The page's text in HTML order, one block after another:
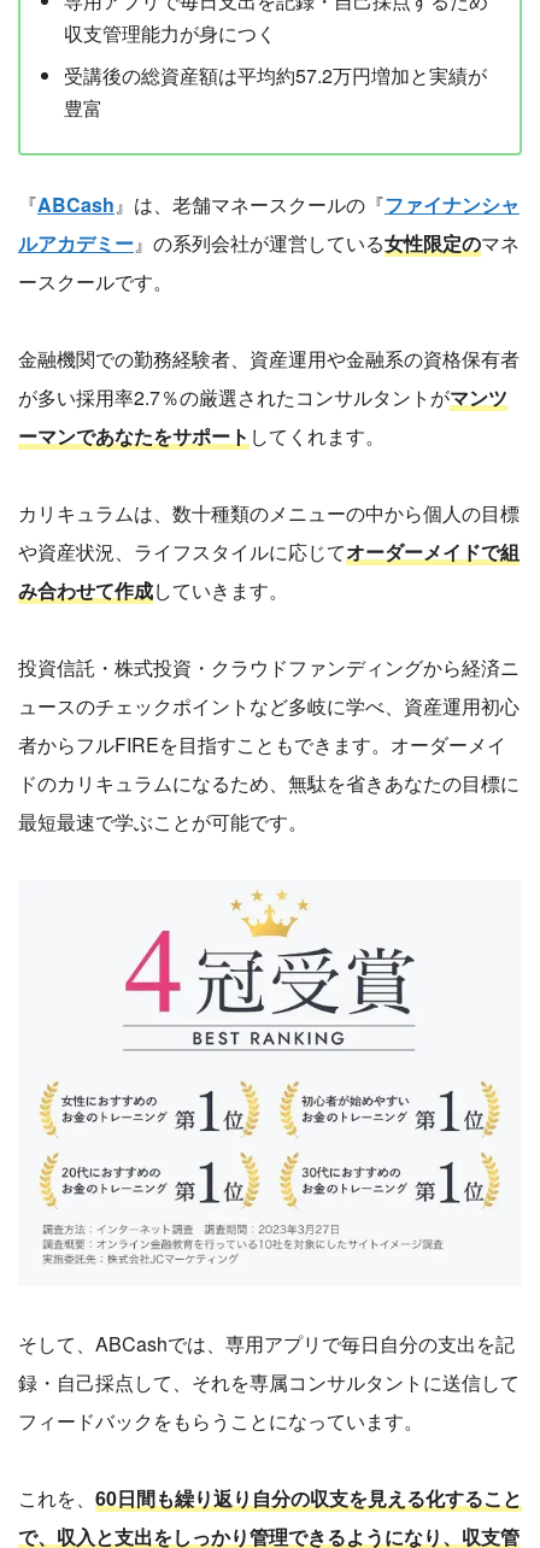
収支管理能力が身につく
受講後の総資産額は平均約57.2万円増加と実績が
豊富
『ABCash』は、老舗マネースクールの『ファイナンシャ
ルアカデミー』の系列会社が運営している女性限定のマネ
ースクールです。
金融機関での勤務経験者、資産運用や金融系の資格保有者
が多い採用率2.7％の厳選されたコンサルタントがマンツ
ーマンであなたをサポート してくれます。
カリキュラムは、数十種類のメニューの中から個人の目標
や資産状況、ライフスタイルに応じてオーダーメイドで組
み合わせて作成していきます。
投資信託・株式投資・クラウドファンディングから経済ニ
ュースのチェックポイントなど多岐に学べ、資産運用初心
者からフルFIREを目指すこともできます。オーダーメイ
ドのカリキュラムになるため、無駄を省きあなたの目標に
最短最速で学ぶことが可能です。
そして、ABCashでは、専用アプリで毎日自分の支出を記
録・自己採点して、それを専属コンサルタントに送信して
フィードバックをもらうことになっています。
これを、 60日間も繰り返り自分の収支を見える化すること
で、収入と支出をしっかり管理できるようになり、収支管